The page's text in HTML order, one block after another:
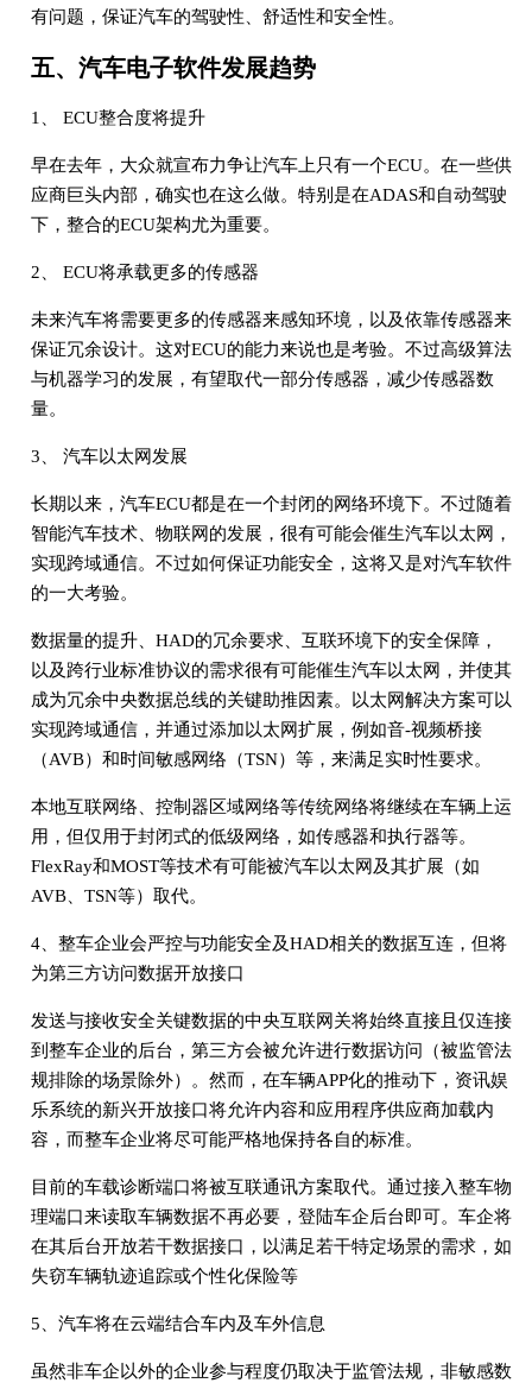
有问题，保证汽车的驾驶性、舒适性和安全性。
五、汽车电子软件发展趋势
1、 ECU整合度将提升
早在去年，大众就宣布力争让汽车上只有一个ECU。在一些供
应商巨头内部，确实也在这么做。特别是在ADAS和自动驾驶
下，整合的ECU架构尤为重要。
2、 ECU将承载更多的传感器
未来汽车将需要更多的传感器来感知环境，以及依靠传感器来
保证冗余设计。这对ECU的能力来说也是考验。不过高级算法
与机器学习的发展，有望取代一部分传感器，减少传感器数
量。
3、 汽车以太网发展
长期以来，汽车ECU都是在一个封闭的网络环境下。不过随着
智能汽车技术、物联网的发展，很有可能会催生汽车以太网，
实现跨域通信。不过如何保证功能安全，这将又是对汽车软件
的一大考验。
数据量的提升、HAD的冗余要求、互联环境下的安全保障，
以及跨行业标准协议的需求很有可能催生汽车以太网，并使其
成为冗余中央数据总线的关键助推因素。以太网解决方案可以
实现跨域通信，并通过添加以太网扩展，例如音-视频桥接
（AVB）和时间敏感网络（TSN）等，来满足实时性要求。
本地互联网络、控制器区域网络等传统网络将继续在车辆上运
用，但仅用于封闭式的低级网络，如传感器和执行器等。
FlexRay和MOST等技术有可能被汽车以太网及其扩展（如
AVB、TSN等）取代。
4、整车企业会严控与功能安全及HAD相关的数据互连，但将
为第三方访问数据开放接口
发送与接收安全关键数据的中央互联网关将始终直接且仅连接
到整车企业的后台，第三方会被允许进行数据访问（被监管法
规排除的场景除外）。然而，在车辆APP化的推动下，资讯娱
乐系统的新兴开放接口将允许内容和应用程序供应商加载内
容，而整车企业将尽可能严格地保持各自的标准。
目前的车载诊断端口将被互联通讯方案取代。通过接入整车物
理端口来读取车辆数据不再必要，登陆车企后台即可。车企将
在其后台开放若干数据接口，以满足若干特定场景的需求，如
失窃车辆轨迹追踪或个性化保险等
5、汽车将在云端结合车内及车外信息
虽然非车企以外的企业参与程度仍取决于监管法规，非敏感数